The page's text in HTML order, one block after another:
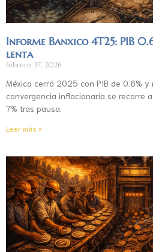
Informe Banxico 4T25: PIB
lenta
febrero 27, 2026
México cerró 2025 con PIB de 0.6% y
convergencia inflacionaria se recorre
7% tras pausa.
Leer más »